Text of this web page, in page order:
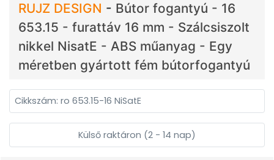
RUJZ DESIGN - Bútor fogantyú - 16
653.15 - furattáv 16 mm - Szálcsiszolt
nikkel NisatE - ABS műanyag - Egy
méretben gyártott fém bútorfogantyú
Cikkszám: ro 653.15-16 NiSatE
Külső raktáron (2 - 14 nap)